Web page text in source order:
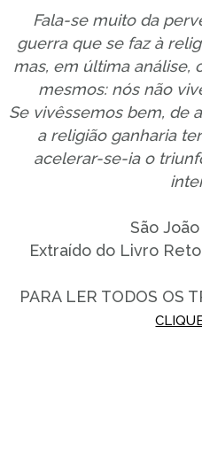
Fala-se muito da
guerra que se faz à
mas, em última análise,
mesmos: nós não
Se vivêssemos bem, de
a religião ganharia
acelerar-se-ia o
São
Extraído do Livro
PARA LER TODOS OS